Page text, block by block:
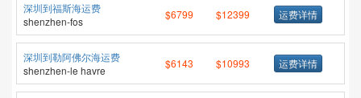
深圳到福斯海运费
shenzhen-fos
$6799 $12399 运费详情
深圳到勒阿佛尔海运费
shenzhen-le havre
$6143 $10993 运费详情